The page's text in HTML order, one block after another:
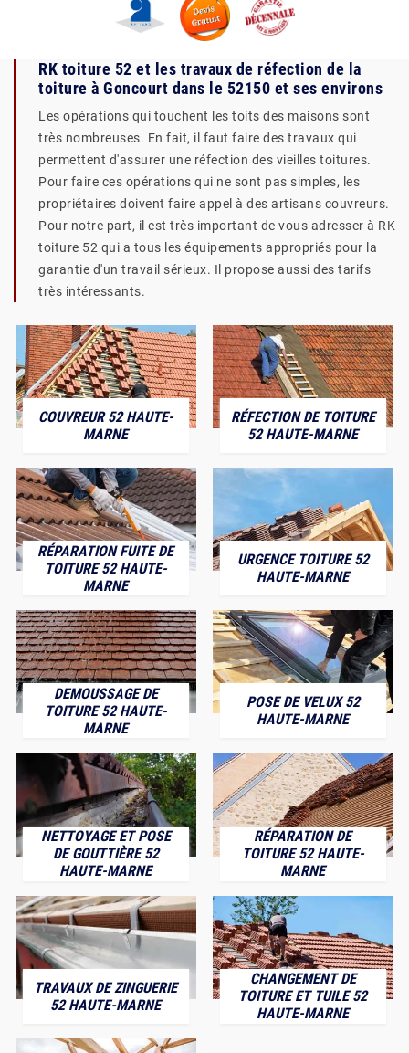
RK toiture 52 et les travaux de réfection de la
toiture à Goncourt dans le 52150 et ses environs
Les opérations qui touchent les toits des maisons sont
très nombreuses. En fait, il faut faire des travaux qui
permettent d'assurer une réfection des vieilles toitures.
Pour faire ces opérations qui ne sont pas simples, les
propriétaires doivent faire appel à des artisans couvreurs.
Pour notre part, il est très important de vous adresser à RK
toiture 52 qui a tous les équipements appropriés pour la
garantie d'un travail sérieux. Il propose aussi des tarifs
très intéressants.
COUVREUR 52 HAUTE-
MARNE
RÉFECTION DE TOITURE
52 HAUTE-MARNE
RÉPARATION FUITE DE
TOITURE 52 HAUTE-
MARNE
URGENCE TOITURE 52
HAUTE-MARNE
DEMOUSSAGE DE
TOITURE 52 HAUTE-
MARNE
POSE DE VELUX 52
HAUTE-MARNE
NETTOYAGE ET POSE
DE GOUTTIÈRE 52
HAUTE-MARNE
RÉPARATION DE
TOITURE 52 HAUTE-
MARNE
TRAVAUX DE ZINGUERIE
52 HAUTE-MARNE
CHANGEMENT DE
TOITURE ET TUILE 52
HAUTE-MARNE